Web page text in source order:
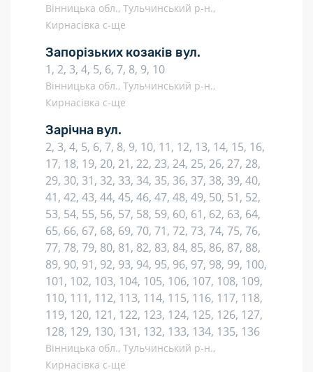
Вінницька обл., Тульчинський р-н.,
Кирнасівка с-ще
Запорізьких козаків вул.
1, 2, 3, 4, 5, 6, 7, 8, 9, 10
Вінницька обл., Тульчинський р-н.,
Кирнасівка с-ще
Зарічна вул.
2, 3, 4, 5, 6, 7, 8, 9, 10, 11, 12, 13, 14, 15, 16,
17, 18, 19, 20, 21, 22, 23, 24, 25, 26, 27, 28,
29, 30, 31, 32, 33, 34, 35, 36, 37, 38, 39, 40,
41, 42, 43, 44, 45, 46, 47, 48, 49, 50, 51, 52,
53, 54, 55, 56, 57, 58, 59, 60, 61, 62, 63, 64,
65, 66, 67, 68, 69, 70, 71, 72, 73, 74, 75, 76,
77, 78, 79, 80, 81, 82, 83, 84, 85, 86, 87, 88,
89, 90, 91, 92, 93, 94, 95, 96, 97, 98, 99, 100,
101, 102, 103, 104, 105, 106, 107, 108, 109,
110, 111, 112, 113, 114, 115, 116, 117, 118,
119, 120, 121, 122, 123, 124, 125, 126, 127,
128, 129, 130, 131, 132, 133, 134, 135, 136
Вінницька обл., Тульчинський р-н.,
Кирнасівка с-ще